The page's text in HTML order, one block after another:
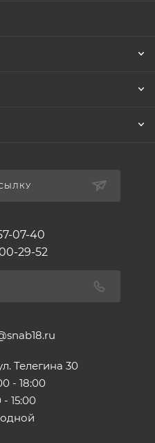
07-40
29-52
Телегина 30
- 18:00
15:00